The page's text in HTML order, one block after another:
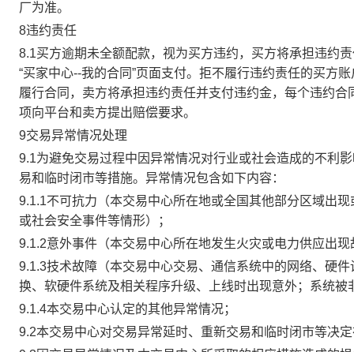
厂为准。
8违约责任
8.1买方逾期未全额配款，视为买方违约，买方将承担违约
“买家中心--我的合同”页面支付。拒不履行违约责任的买方
履行合同，卖方将承担违约责任并支付违约金，每个违约
项向平台和卖方提出赔偿要求。
9交易异常情况处理
9.1为避免交易过程中因异常情况对行业或社会造成的不利
易和临时闭市等措施。异常情况包含如下内容：
9.1.1不可抗力（本交易中心所在地或全国其他部分区域出
或社会安全事件等情形）；
9.1.2意外事件（本交易中心所在地发生火灾或电力供应出
9.1.3技术故障（本交易中心交易、通信系统中的网络、硬
换、软硬件系统及相关程序升级、上线时出现意外；系统
9.1.4本交易中心认定的其他异常情况；
9.2本交易中心对交易异常延时、重新交易和临时闭市等决